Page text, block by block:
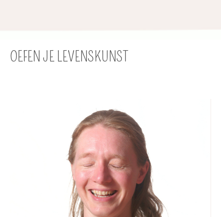
OEFEN JE LEVENSKUNST